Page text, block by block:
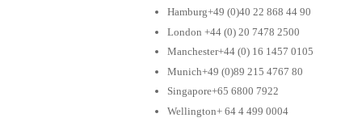
Hamburg+49 (0)40 22 868 44 90
London +44 (0) 20 7478 2500
Manchester+44 (0) 16 1457 0105
Munich+49 (0)89 215 4767 80
Singapore+65 6800 7922
Wellington+ 64 4 499 0004